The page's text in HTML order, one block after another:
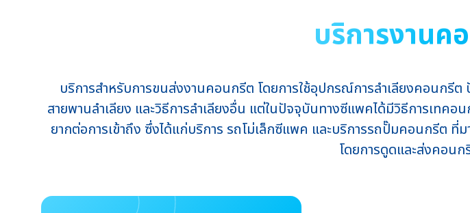
บริการงาน
บริการสำหรับการขนส่งงานคอนกรีต โดยการใช้อุปกรณ์การลำเลียงคอนกรี
สายพานลำเลียง และวิธีการลำเลียงอื่น แต่ในปัจจุบันทางซีแพคได้มีวิธีการเท
ยากต่อการเข้าถึง ซึ่งได้แก่บริการ รถโม่เล็กซีแพค และบริการรถปั๊มคอนกรีต ที่
โดยการดูดและส่งคอน